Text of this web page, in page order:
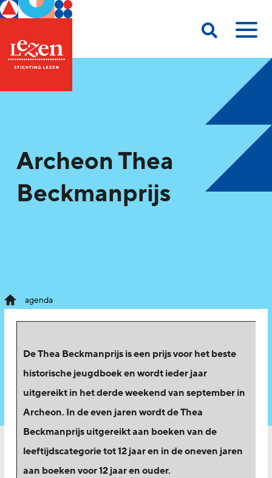
Archeon Thea
Beckmanprijs
agenda
De Thea Beckmanprijs is een prijs voor het beste
historische jeugdboek en wordt ieder jaar
uitgereikt in het derde weekend van september in
Archeon. In de even jaren wordt de Thea
Beckmanprijs uitgereikt aan boeken van de
leeftijdscategorie tot 12 jaar en in de oneven jaren
aan boeken voor 12 jaar en ouder.